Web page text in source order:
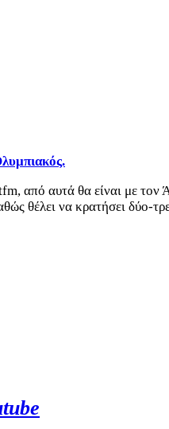
από αυτά θα είναι με τον
θέλει να κρατήσει δύο-